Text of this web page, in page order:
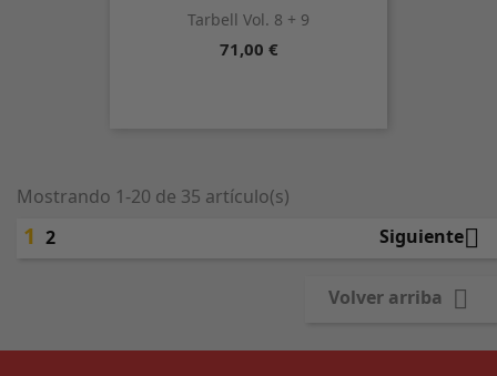
Tarbell Vol. 8 + 9
Precio
71,00 €
Mostrando 1-20 de 35 artículo(s)
1 2 Siguiente
Volver arriba 